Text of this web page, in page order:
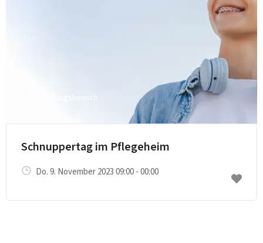
Einrichtungsbesuch
Schnuppertag im Pflegeheim
Do. 9. November 2023 09:00 - 00:00